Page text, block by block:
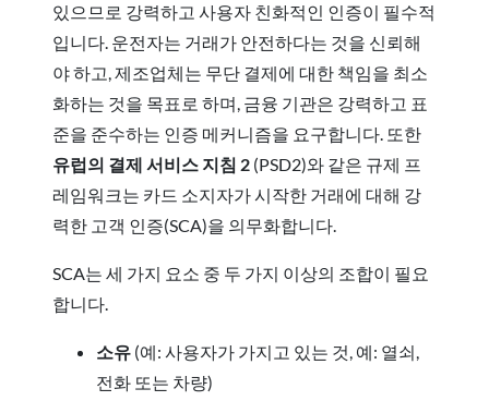
있으므로 강력하고 사용자 친화적인 인증이 필수적
입니다. 운전자는 거래가 안전하다는 것을 신뢰해
야 하고, 제조업체는 무단 결제에 대한 책임을 최소
화하는 것을 목표로 하며, 금융 기관은 강력하고 표
준을 준수하는 인증 메커니즘을 요구합니다. 또한
유럽의 결제 서비스 지침 2 (PSD2)와 같은 규제 프
레임워크는 카드 소지자가 시작한 거래에 대해 강
력한 고객 인증(SCA)을 의무화합니다.
SCA는 세 가지 요소 중 두 가지 이상의 조합이 필요
합니다.
소유 (예: 사용자가 가지고 있는 것, 예: 열쇠,
전화 또는 차량)